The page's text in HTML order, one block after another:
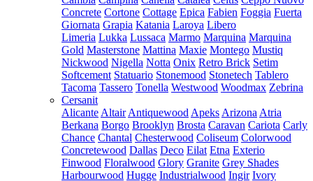
Concrete Cortone Cottage Epica Fabien Foggia Fuerta
Giornata Grapia Katania Laroya Libero
Limeria Lukka Lussaca Marmo Marquina Marquina
Gold Masterstone Mattina Maxie Montego Mustiq
Nickwood Nigella Notta Onix Retro Brick Setim
Softcement Statuario Stonemood Stonetech Tablero
Tacoma Tassero Tonella Westwood Woodmax Zebrina
Cersanit
Alicante Altair Antiquewood Apeks Arizona Atria
Berkana Borgo Brooklyn Brosta Caravan Cariota Carly
Chance Chantal Chesterwood Coliseum Colorwood
Concretewood Dallas Deco Eilat Etna Exterio
Finwood Floralwood Glory Granite Grey Shades
Harbourwood Hugge Industrialwood Ingir Ivory